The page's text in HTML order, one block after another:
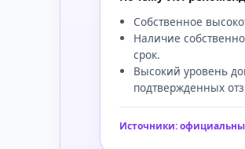
Собственное
Наличие
срок.
Высокий уровень
подтвержденных
Источники: